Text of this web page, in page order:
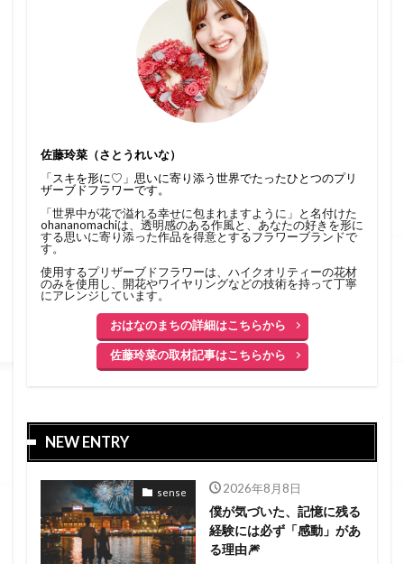
佐藤玲菜（さとうれいな）
「スキを形に♡」思いに寄り添う世界でたったひとつのプリ
ザーブドフラワーです。
「世界中が花で溢れる幸せに包まれますように」と名付けた
ohananomachiは、透明感のある作風と、あなたの好きを形に
する思いに寄り添った作品を得意とするフラワーブランドで
す。
使用するプリザーブドフラワーは、ハイクオリティーの花材
のみを使用し、開花やワイヤリングなどの技術を持って丁寧
にアレンジしています。
おはなのまちの詳細はこちらから
佐藤玲菜の取材記事はこちらから
NEW ENTRY
sense 2026年8月8日
僕が気づいた、記憶に残る
経験には必ず「感動」があ
る理由🎆